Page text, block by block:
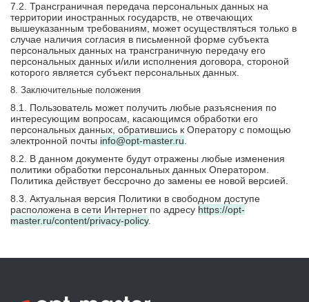
7.2. Трансграничная передача персональных данных на
территории иностранных государств, не отвечающих
вышеуказанным требованиям, может осуществляться только в
случае наличия согласия в письменной форме субъекта
персональных данных на трансграничную передачу его
персональных данных и/или исполнения договора, стороной
которого является субъект персональных данных.
8. Заключительные положения
8.1. Пользователь может получить любые разъяснения по
интересующим вопросам, касающимся обработки его
персональных данных, обратившись к Оператору с помощью
электронной почты info@opt-master.ru
8.2. В данном документе будут отражены любые изменения
политики обработки персональных данных Оператором.
Политика действует бессрочно до замены ее новой версией.
8.3. Актуальная версия Политики в свободном доступе
расположена в сети Интернет по адресу https://opt-
master.ru/content/privacy-policy.